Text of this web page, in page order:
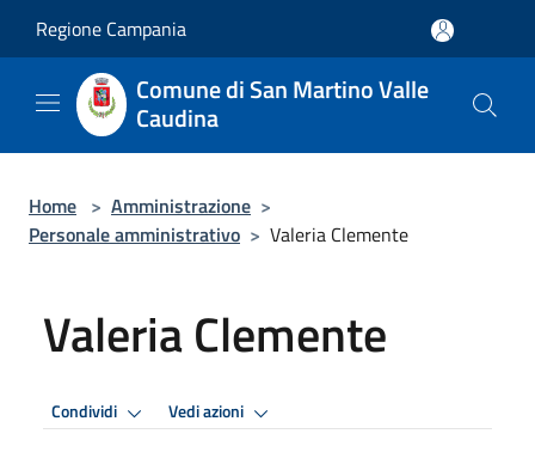
Regione Campania
Comune di San Martino Valle
Caudina
Home > Amministrazione >
Personale amministrativo > Valeria Clemente
Valeria Clemente
Condividi Vedi azioni